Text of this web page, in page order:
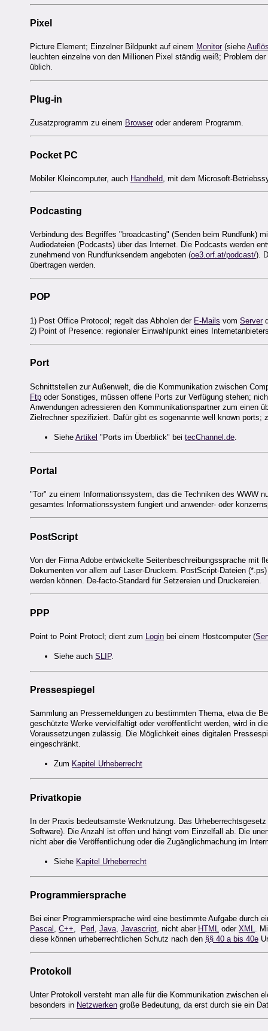
Pixel
Picture Element; Einzelner Bildpunkt auf einem Monitor(siehe
leuchten einzelne von den Millionen Pixel ständig weiß; Problem
üblich.
Plug-in
Zusatzprogramm zu einem Browseroder anderem Programm.
Pocket PC
Mobiler Kleincomputer, auch Handheld , mit dem Microsoft-
Podcasting
Verbindung des Begriffes "broadcasting" (Senden beim Rundfunk)
Audiodateien (Podcasts) über das Internet. Die Podcasts werden
zunehmend von Rundfunksendern angeboten (oe3.orf.at/podcast/).
übertragen werden.
POP
1) Post Office Protocol; regelt das Abholen der E-Mails vom Server
2) Point of Presence: regionaler Einwahlpunkt eines
Port
Schnittstellen zur Außenwelt, die die Kommunikation zwischen
Ftp oder Sonstiges, müssen offene Ports zur Verfügung stehen;
Anwendungen adressieren den Kommunikationspartner zum einen
Zielrechner spezifiziert. Dafür gibt es sogenannte well known
Siehe Artikel "Ports im Überblick" bei tecChannel.de
Portal
"Tor" zu einem Informationssystem, das die Techniken des WWW
gesamtes Informationssystem fungiert und anwender- oder
PostScript
Von der Firma Adobe entwickelte Seitenbeschreibungssprache mit
Dokumenten vor allem auf Laser-Druckern. PostScript-Dateien
werden können. De-facto-Standard für Setzereien und Druckereien.
PPP
Point to Point Protocl; dient zum Login bei einem Hostcomputer (
Siehe auch SLIP.
Pressespiegel
Sammlung an Pressemeldungen zu bestimmten Thema, etwa die
geschützte Werke vervielfältigt oder veröffentlicht werden, wird in
Voraussetzungen zulässig. Die Möglichkeit eines digitalen
eingeschränkt.
Zum Kapitel Urheberrecht
Privatkopie
In der Praxis bedeutsamste Werknutzung. Das
Software). Die Anzahl ist offen und hängt vom Einzelfall ab. Die
nicht aber die Veröffentlichung oder die Zugänglichmachung im
Siehe Kapitel Urheberrecht
Programmiersprache
Bei einer Programmiersprache wird eine bestimmte Aufgabe durch
Pascal , C++, Perl , Java, Javascript, nicht aber HTML oder XML.
diese können urheberrechtlichen Schutz nach den §§ 40 a bis 40e
Protokoll
Unter Protokoll versteht man alle für die Kommunikation zwischen
besonders in Netzwerken große Bedeutung, da erst durch sie ein